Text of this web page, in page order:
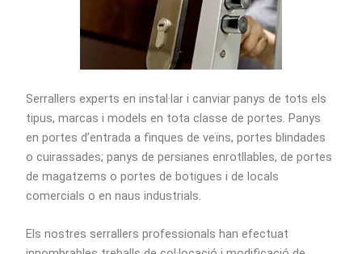
Serrallers experts en instal·lar i canviar panys de tots els
tipus, marcas i models en tota classe de portes. Panys
en portes d’entrada a finques de veïns, portes blindades
o cuirassades; panys de persianes enrotllables, de portes
de magatzems o portes de botigues i de locals
comercials o en naus industrials.
Els nostres serrallers professionals han efectuat